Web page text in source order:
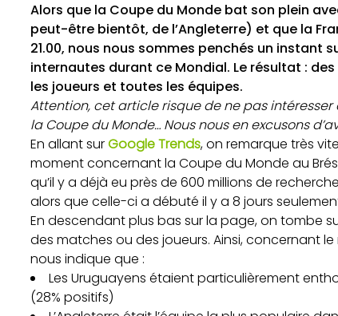
Alors que la Coupe du Monde bat son plein
peut-être bientôt, de l’Angleterre) et que la
21.00, nous nous sommes penchés un instant
internautes durant ce Mondial. Le résultat :
les joueurs et toutes les équipes.
Attention, cet article risque de ne pas
la Coupe du Monde… Nous nous en excusons
En allant surGoogle Trends, on remarque très
moment concernant la Coupe du Monde au
qu’il y a déjà eu près de 600 millions de
alors que celle-ci a débuté il y a 8 jours
En descendant plus bas sur la page, on tombe
des matches ou des joueurs. Ainsi, concernant le
nous indique que :
Les Uruguayens étaient particulièrement
(28% positifs)